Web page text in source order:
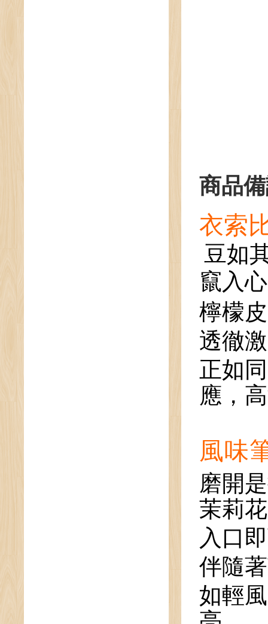
商品
衣索
豆如
竄入
檸檬
透徹
正如
應，
風味
磨開
茉莉
入口
伴隨
如輕